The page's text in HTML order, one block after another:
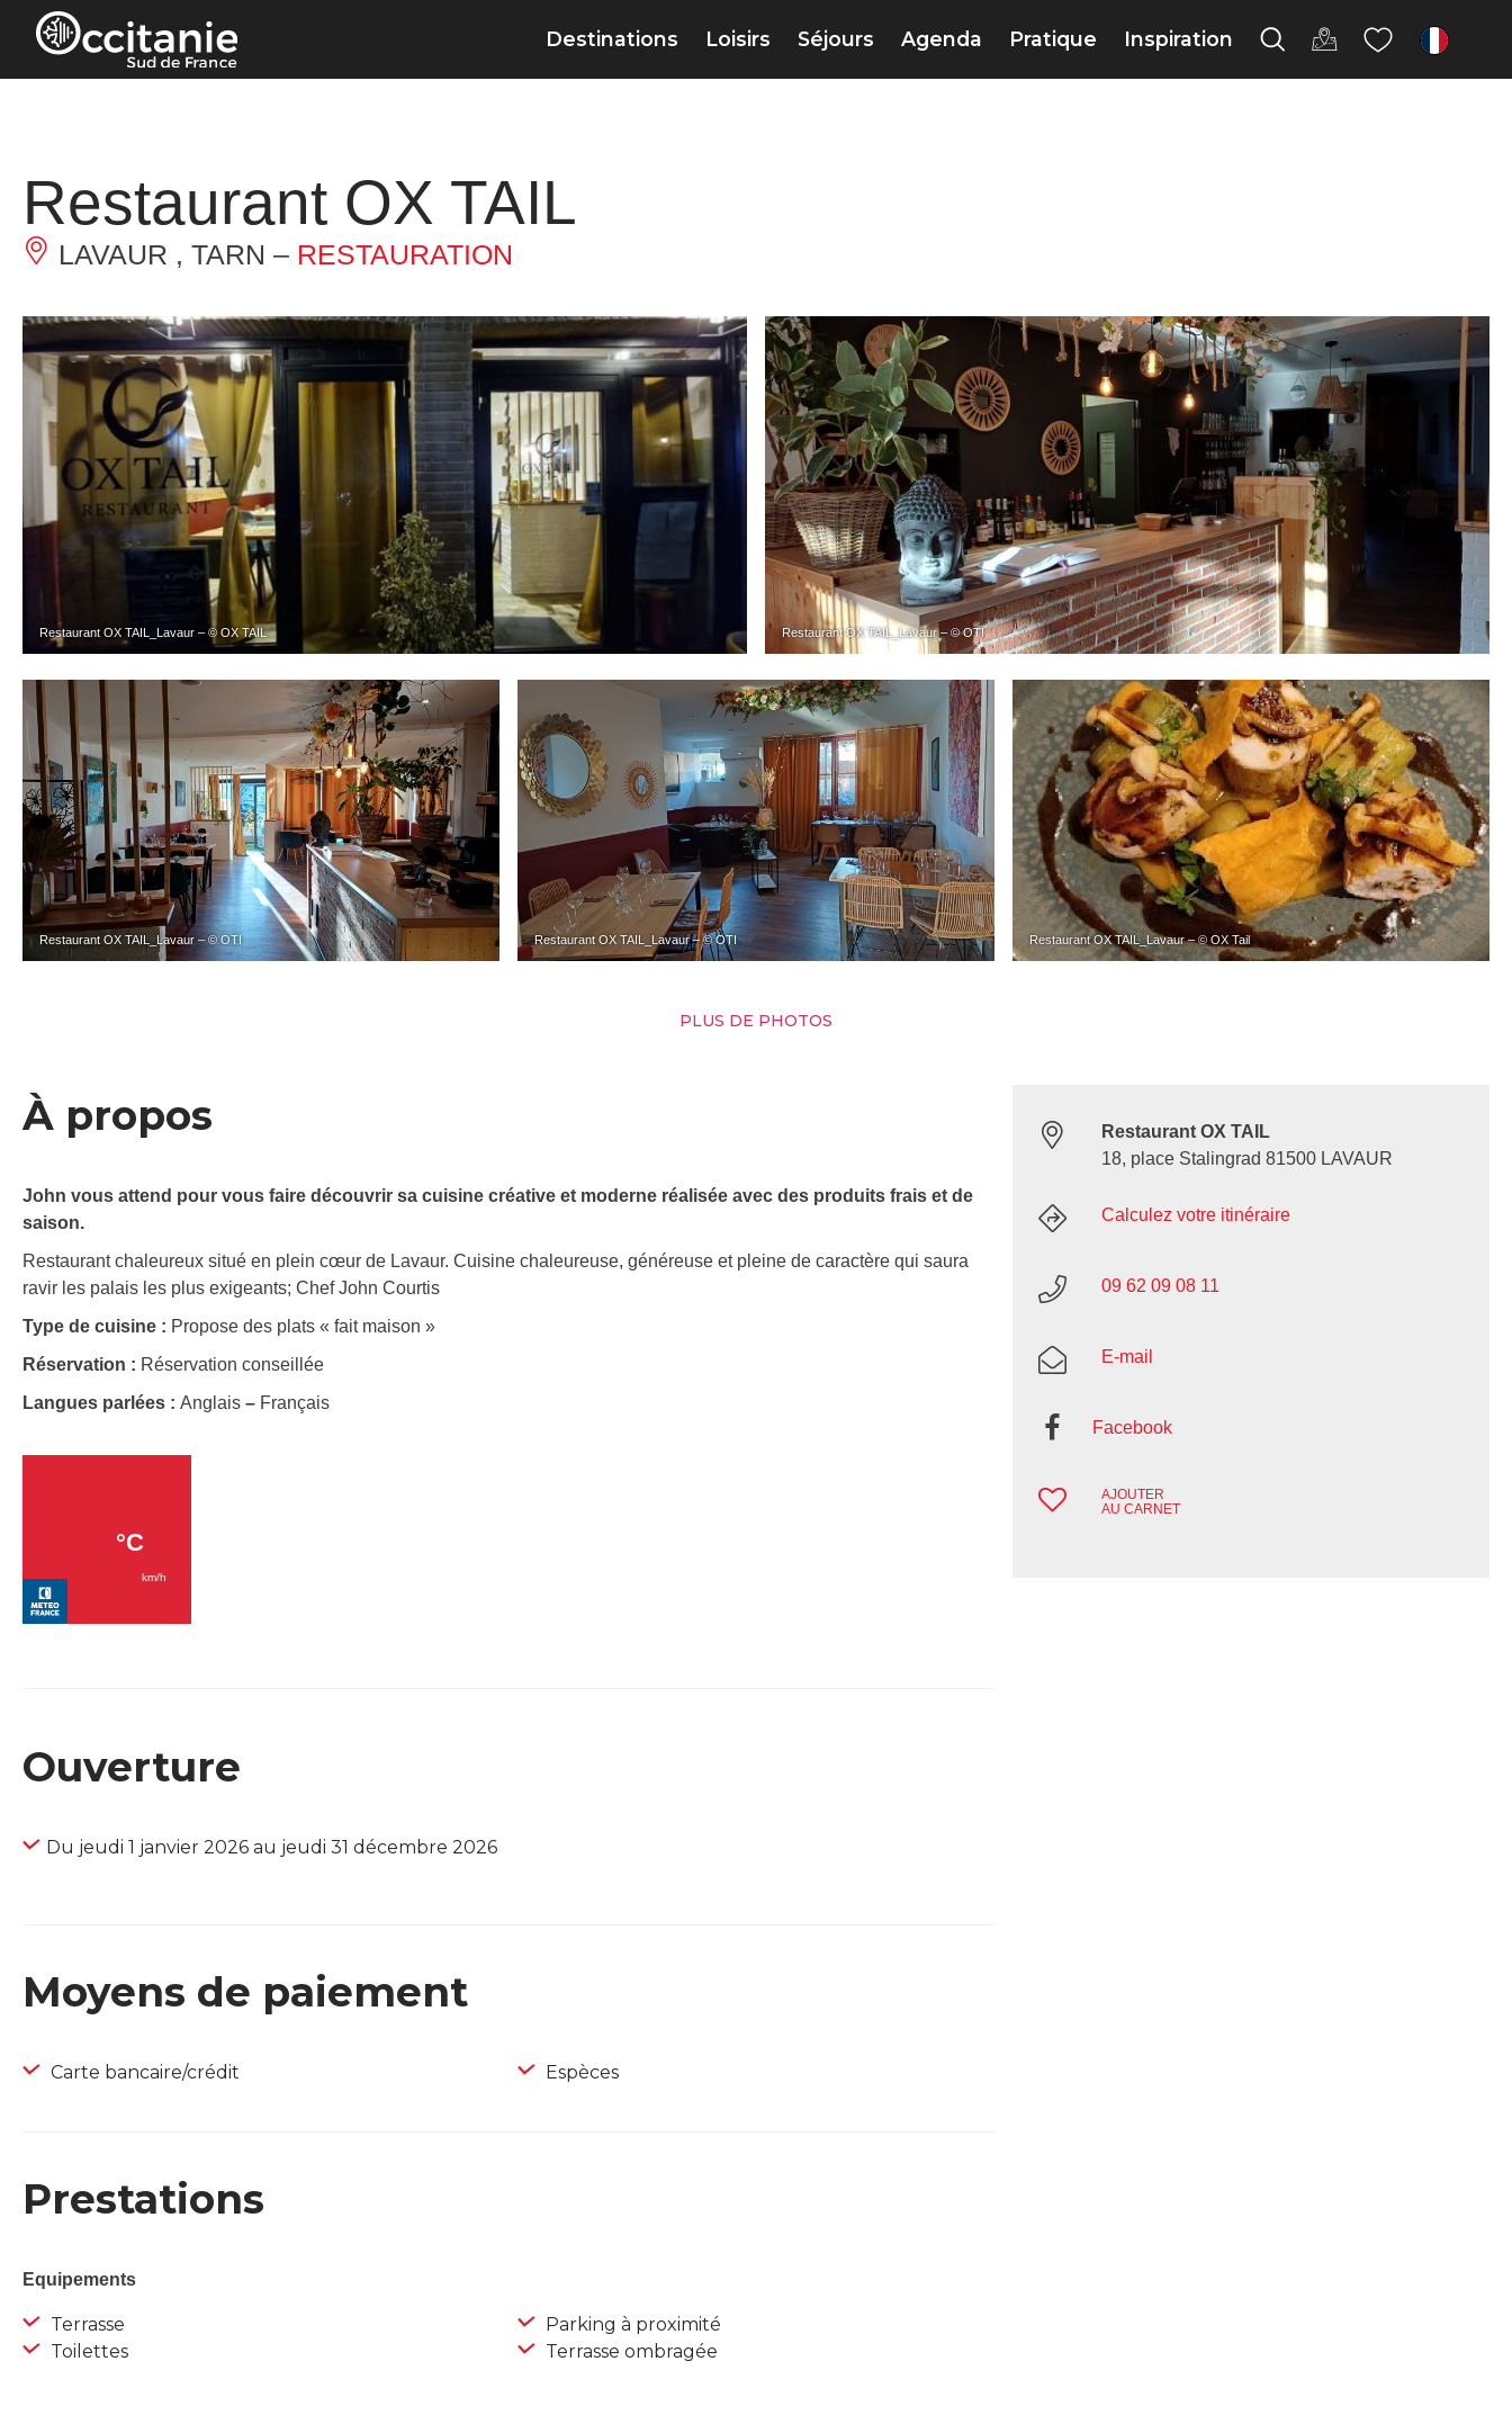
Panneau de gestion des cookies
Destinations Loisirs Séjours Agenda Pratique Inspiration fr
Restaurant OX TAIL
LAVAUR , TARN – RESTAURATION
Restaurant OX TAIL_Lavaur – © OX TAIL Restaurant OX TAIL_Lavaur – © OTI
Restaurant OX TAIL_Lavaur – © OTI Restaurant OX TAIL_Lavaur – © OTI Restaurant OX TAIL_Lavaur – © OX Tail
PLUS DE PHOTOS
À propos
John vous attend pour vous faire découvrir sa cuisine créative et moderne réalisée avec des produits frais et de
saison.
Restaurant chaleureux situé en plein cœur de Lavaur. Cuisine chaleureuse, généreuse et pleine de caractère qui saura
ravir les palais les plus exigeants; Chef John Courtis
Type de cuisine : Propose des plats « fait maison »
Réservation : Réservation conseillée
Langues parlées : Anglais – Français
Ouverture
Du jeudi 1 janvier 2026 au jeudi 31 décembre 2026
Moyens de paiement
Carte bancaire/crédit Espèces
Prestations
Equipements
Terrasse
Toilettes
Parking à proximité
Terrasse ombragée
Restaurant OX TAIL
18, place Stalingrad 81500 LAVAUR
Calculez votre itinéraire
09 62 09 08 11
E-mail
Facebook
AJOUTER
AU CARNET